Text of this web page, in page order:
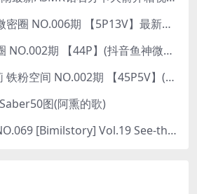
抖音 爆龙战神 微密圈 NO.006期 【5P13V】最新至：2023.6.7(暴龙神和战龙皇)
抖音 鱼神 微密圈 NO.002期 【44P】(抖音鱼神微密猫)
抖音 超蓝布罗莉 铁粉空间 NO.002期 【45P5V】(抖音超蓝布罗利是真的吗)
图(阿熏的歌)
[Bomi (보미) ] NO.069 [Bimilstory] Vol.19 See-through lingerie